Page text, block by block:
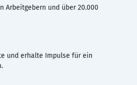
Arbeitgebern und über 20.000
und erhalte Impulse für ein